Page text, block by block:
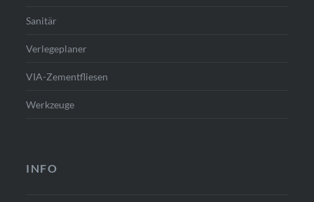
Sanitär
Verlegeplaner
VIA-Zementfliesen
Werkzeuge
INFO